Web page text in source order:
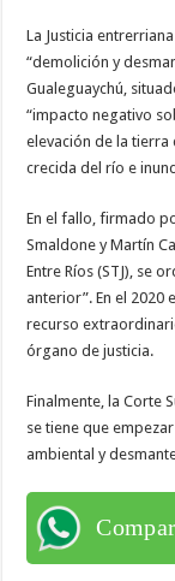
La Justicia
“demolición y
Gualeguaychú,
“impacto negativo
elevación de la
crecida del río e
En el fallo, firmado
Smaldone y Martín
Entre Ríos (STJ), se
anterior”. En el 2020
recurso
órgano de justicia.
Finalmente, la Corte
se tiene que
ambiental y